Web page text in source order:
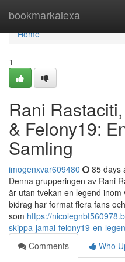
bookmarkalexa
Home
Home
1
Rani
& Felony19:
Samling
imogenxvar609480 85 days
Denna grupperingen av Rani
är utan tvekan en legend
bidrag har format flera fans
som https://
skippa-jamal-felony19-en-
Comments
Who